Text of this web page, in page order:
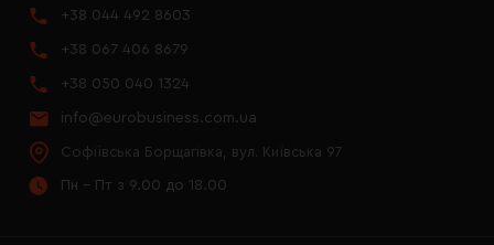
+38 044 492 8603
+38 067 406 8679
+38 050 040 1324
info@eurobusiness.com.ua
Софіївська Борщагівка, вул. Київська 97
Пн - Пт з 9.00 до 18.00